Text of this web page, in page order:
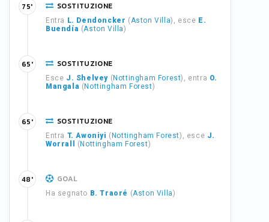
SOSTITUZIONE
Entra L. Dendoncker (Aston Villa), esce E.
Buendía (Aston Villa)
75'
SOSTITUZIONE
Esce J. Shelvey ( Nottingham Forest), entra O.
Mangala ( Nottingham Forest)
65'
SOSTITUZIONE
Entra T. Awoniyi ( Nottingham Forest), esce J.
Worrall
( Nottingham Forest)
65'
GOAL
Ha segnato B. Traoré (Aston Villa)
48'